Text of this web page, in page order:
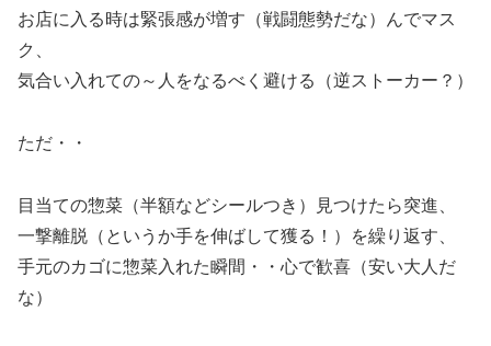
お店に入る時は緊張感が増す（戦闘態勢だな）んでマス
ク、
気合い入れての～人をなるべく避ける（逆ストーカー？）
ただ・・
目当ての惣菜（半額などシールつき）見つけたら突進、
一撃離脱（というか手を伸ばして獲る！）を繰り返す、
手元のカゴに惣菜入れた瞬間・・心で歓喜（安い大人だ
な）